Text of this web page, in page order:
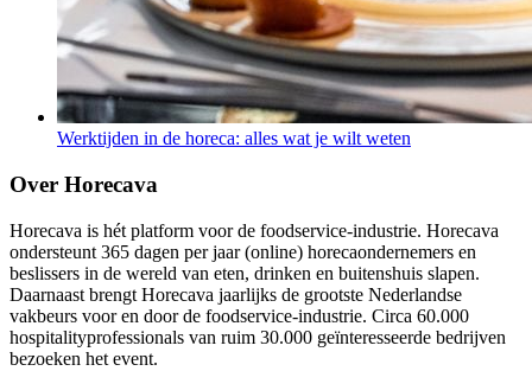
Werktijden in de horeca: alles wat je wilt weten
Over Horecava
Horecava is hét platform voor de foodservice-industrie. Horecava
ondersteunt 365 dagen per jaar (online) horecaondernemers en
beslissers in de wereld van eten, drinken en buitenshuis slapen.
Daarnaast brengt Horecava jaarlijks de grootste Nederlandse
vakbeurs voor en door de foodservice-industrie. Circa 60.000
hospitalityprofessionals van ruim 30.000 geïnteresseerde bedrijven
bezoeken het event.